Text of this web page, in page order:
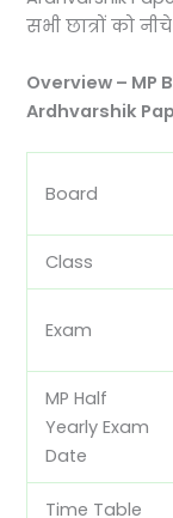
सभी छात्रों को
Overview – MP
Ardhvarshik
Board
Class
Exam
MP Half
Yearly Exam
Date
Time Table